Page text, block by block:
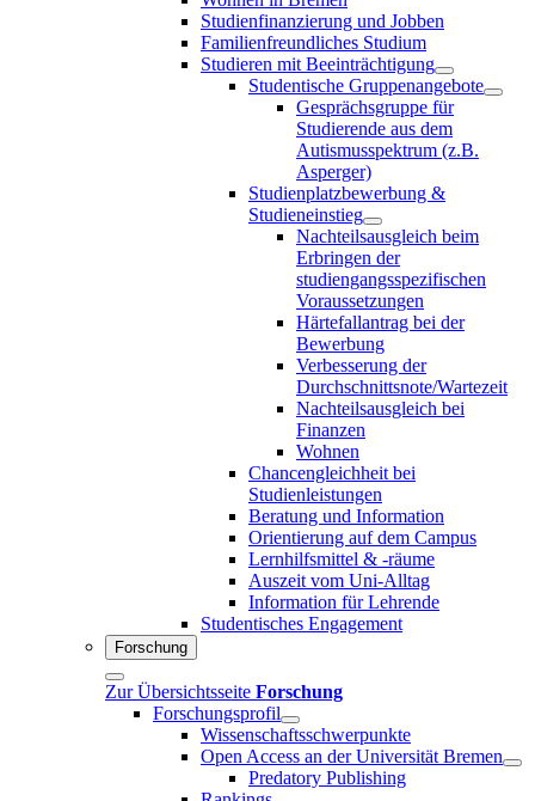
Studienfinanzierung und Jobben
Familienfreundliches Studium
Studieren mit Beeinträchtigung
Studentische Gruppenangebote
Gesprächsgruppe für
Studierende aus dem
Autismusspektrum (z.B.
Asperger)
Studienplatzbewerbung &
Studieneinstieg
Nachteilsausgleich beim
Erbringen der
studiengangsspezifischen
Voraussetzungen
Härtefallantrag bei der
Bewerbung
Verbesserung der
Durchschnittsnote/Wartezeit
Nachteilsausgleich bei
Finanzen
Wohnen
Chancengleichheit bei
Studienleistungen
Beratung und Information
Orientierung auf dem Campus
Lernhilfsmittel & -räume
Auszeit vom Uni-Alltag
Information für Lehrende
Studentisches Engagement
Forschung
Zur Übersichtsseite Forschung
Forschungsprofil
Wissenschaftsschwerpunkte
Open Access an der Universität Bremen
Predatory Publishing